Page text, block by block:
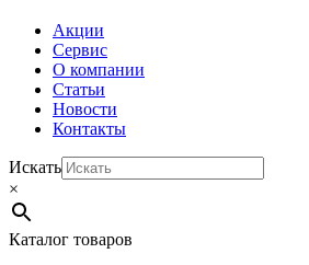
Акции
Сервис
О компании
Статьи
Новости
Контакты
Искать
×
Каталог товаров